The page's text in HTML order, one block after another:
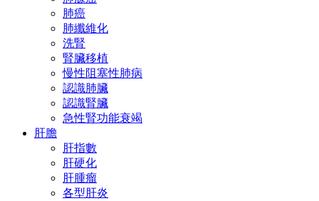
肺癌
肺纖維化
洗腎
腎臟移植
慢性阻塞性肺病
認識肺臟
認識腎臟
急性腎功能衰竭
肝膽
肝指數
肝硬化
肝腫瘤
各型肝炎